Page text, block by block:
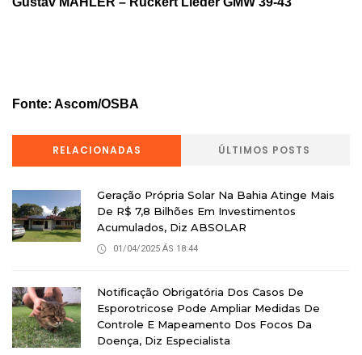
Fonte: Ascom/OSBA
RELACIONADAS ÚLTIMOS POSTS
Geração Própria Solar Na Bahia Atinge Mais
De R$ 7,8 Bilhões Em Investimentos
Acumulados, Diz ABSOLAR
01/04/2025 ÁS 18:44
Notificação Obrigatória Dos Casos De
Esporotricose Pode Ampliar Medidas De
Controle E Mapeamento Dos Focos Da
Doença, Diz Especialista